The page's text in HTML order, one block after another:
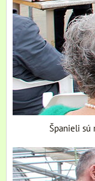
Španieli sú